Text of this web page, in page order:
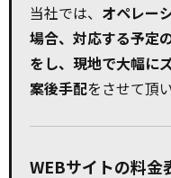
当社では、 オペレー
場合、対応する予定
をし、現地で大幅に
案後手配をさせて頂
WEBサイトの料金